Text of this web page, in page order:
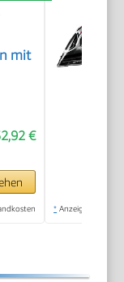
mit
€
* Anzeige